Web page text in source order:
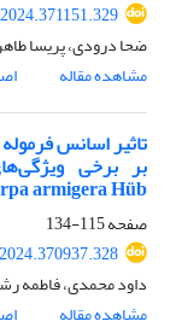
ضحا درودی، پریسا
مشاهده مقاله
بر برخی
armigera Hüb.
صفحه115-134
داود محمدی، فاطمه
مشاهده مقاله